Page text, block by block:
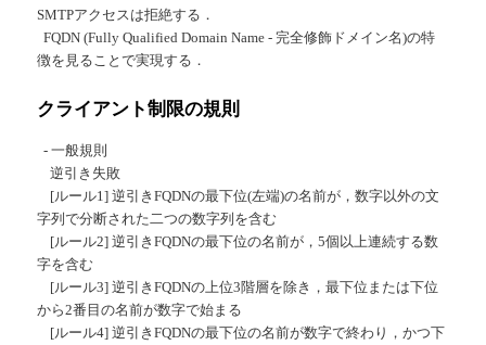
SMTPアクセスは拒絶する．
FQDN (Fully Qualified Domain Name - 完全修飾ドメイン名)の特
徴を見ることで実現する．
クライアント制限の規則
- 一般規則
逆引き失敗
[ルール1] 逆引きFQDNの最下位(左端)の名前が，数字以外の文
字列で分断された二つの数字列を含む
[ルール2] 逆引きFQDNの最下位の名前が，5個以上連続する数
字を含む
[ルール3] 逆引きFQDNの上位3階層を除き，最下位または下位
から2番目の名前が数字で始まる
[ルール4] 逆引きFQDNの最下位の名前が数字で終わり，かつ下